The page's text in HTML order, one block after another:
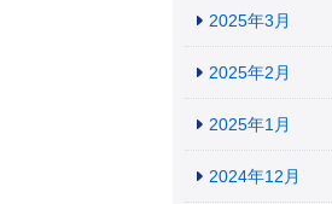
2025年3月
2025年2月
2025年1月
2024年12月